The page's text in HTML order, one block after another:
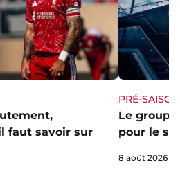
faut savoir sur
PRÉ-SAISON
Le groupe
pour le
8 août 2026